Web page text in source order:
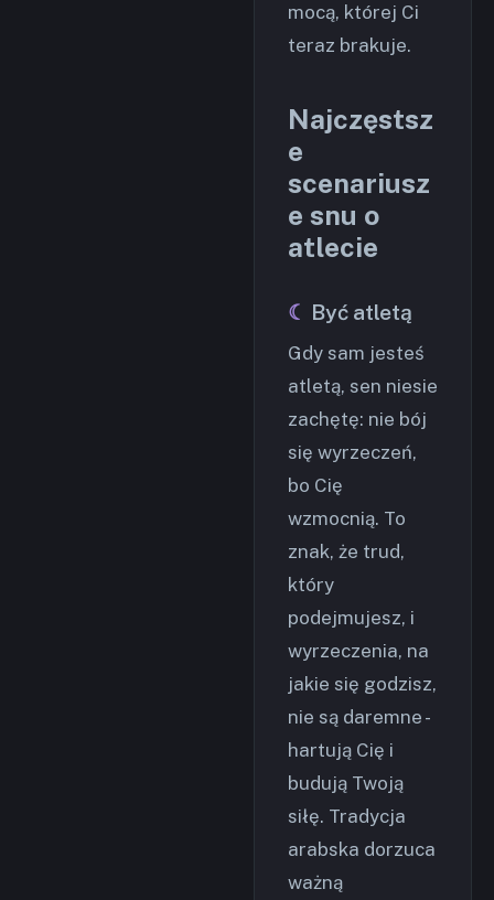
mocą, której Ci
teraz brakuje.
Najczęstsz
e
scenariusz
e snu o
atlecie
Być atletą
Gdy sam jesteś
atletą, sen niesie
zachętę: nie bój
się wyrzeczeń,
bo Cię
wzmocnią. To
znak, że trud,
który
podejmujesz, i
wyrzeczenia, na
jakie się godzisz,
nie są daremne -
hartują Cię i
budują Twoją
siłę. Tradycja
arabska dorzuca
ważną